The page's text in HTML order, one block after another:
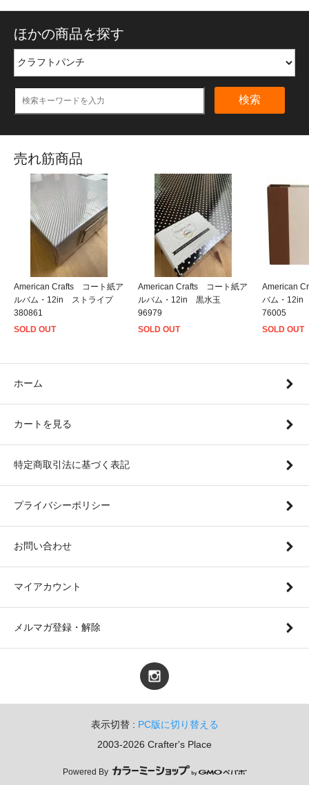
ほかの商品を探す
検索
売れ筋商品
American Crafts コート紙ア
ルバム・12in ストライプ
380861
SOLD OUT
American Crafts コート紙ア
ルバム・12in 黒水玉
96979
SOLD OUT
American
バム・
76005
SOLD OUT
ホーム
カートを見る
特定商取引法に基づく表記
プライバシーポリシー
お問い合わせ
マイアカウント
メルマガ登録・解除
表示切替 : PC版に切り替える
2003-2026 Crafter's Place
Powered By